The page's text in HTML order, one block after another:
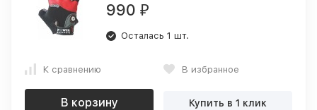
990 ₽
Осталась 1 шт.
К сравнению В избранное
В корзину Купить в 1 клик